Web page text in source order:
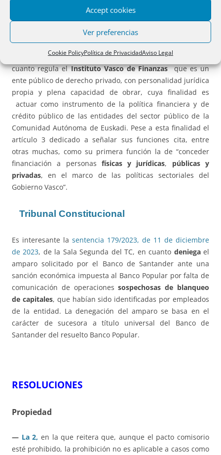
Accept cookies
Ver preferencias
Cookie PolicyPolítica de PrivacidadAviso Legal
Ley 11/2023, de 27 de diciembre,
fomento delasociacionismo, que también puede afectar
en determinadas circunstancias a lasfundaciones
País VascolaLey 19/2023, de 21 de diciembre
cuanto regula elInstituto Vasco de Finanzasque es un
ente público de derecho privado, con personalidad jurídica
propia y plena capacidad de obrar, cuya finalidad es
actuar como instrumento de la política financiera y de
crédito público de las entidades del sector público de la
Comunidad Autónoma de Euskadi. Pese a esta finalidad el
artículo 3 dedicado a señalar sus funciones cita, entre
otras muchas, como su primera función la de “conceder
financiación a personas físicas y jurídicas, públicas y
privadas, en el marco de las políticas sectoriales del
Gobierno Vasco”.
Tribunal Constitucional
Es interesante la sentencia 179/2023, de 11 de diciembre
de 2023, de la Sala Segunda del TC, en cuanto deniegael
amparo solicitado por el Banco de Santander ante una
sanción económica impuesta al Banco Popular por falta de
comunicación de operacionessospechosas de blanqueo
de capitales, que habían sido identificadas por empleados
de la entidad. La denegación del amparo se basa en el
carácter de sucesora a título universal del Banco de
Santander del resuelto Banco Popular.
RESOLUCIONES
Propiedad
— La 2, en la que reitera que, aunque el pacto comisorio
esté prohibido, la prohibición no es aplicable a casos como